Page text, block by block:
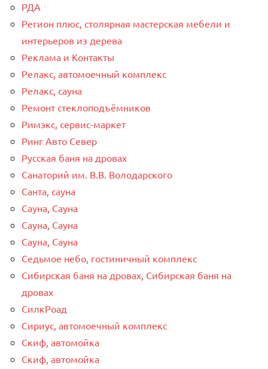
РДА
Регион плюс, столярная мастерская мебели и
интерьеров из дерева
Реклама и Контакты
Релакс, автомоечный комплекс
Релакс, сауна
Ремонт стеклоподъёмников
Римэкс, сервис-маркет
Ринг Авто Север
Русская баня на дровах
Санаторий им. В.В. Володарского
Санта, сауна
Сауна, Сауна
Сауна, Сауна
Сауна, Сауна
Седьмое небо, гостиничный комплекс
Сибирская баня на дровах, Сибирская баня на
дровах
СилкРоад
Сириус, автомоечный комплекс
Скиф, автомойка
Скиф, автомойка